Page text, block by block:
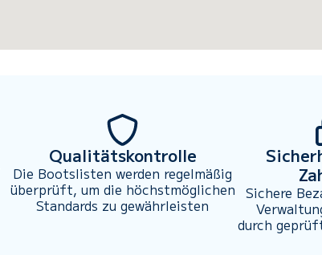
Qualitätskontrolle
Die Bootslisten werden regelmäßig
überprüft, um die höchstmöglichen
Standards zu gewährleisten
Sichere
durch